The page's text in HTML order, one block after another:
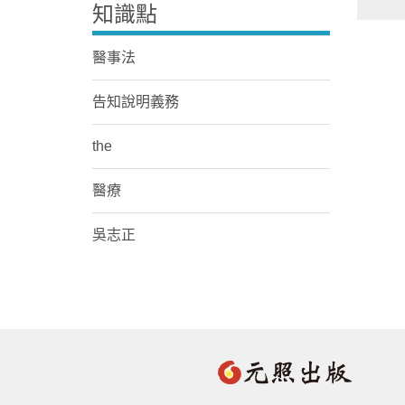
知識點
醫事法
告知說明義務
the
醫療
吳志正